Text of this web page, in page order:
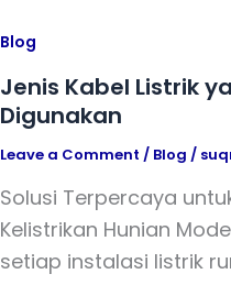
Blog
Jenis Kabel Listrik
Digunakan
Leave a Comment / Blog /
Solusi Terpercaya
Kelistrikan Hunian
setiap instalasi listrik